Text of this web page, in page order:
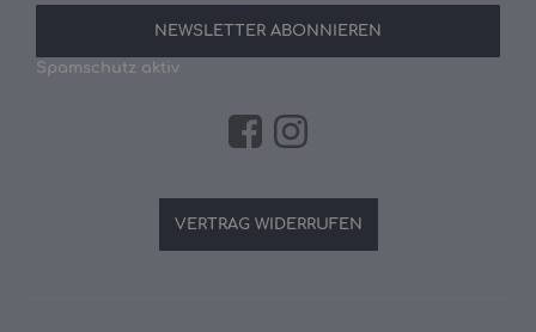
NEWSLETTER ABONNIEREN
Spamschutz aktiv
VERTRAG WIDERRUFEN